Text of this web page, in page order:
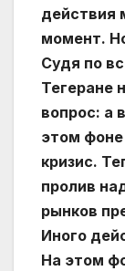
действия
момент.
Судя по
Тегеране
вопрос: а
этом фоне
кризис.
пролив
рынков
Иного
На этом